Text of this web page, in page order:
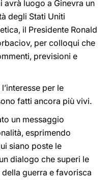
luogo a Ginevra un
degli Stati Uniti
il Presidente Ronald
per colloqui che
previsioni e
per le
fatti ancora più vivi.
un messaggio
esprimendo
siano poste le
dialogo che superi le
guerra e favorisca